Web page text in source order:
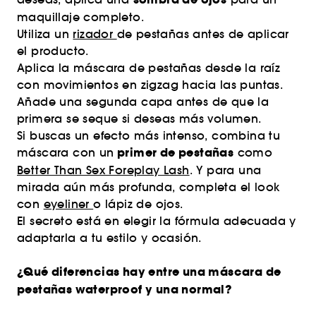
maquillaje completo.
Utiliza un rizador de pestañas antes de aplicar
el producto.
Aplica la máscara de pestañas desde la raíz
con movimientos en zigzag hacia las puntas.
Añade una segunda capa antes de que la
primera se seque si deseas más volumen.
Si buscas un efecto más intenso, combina tu
máscara con un primer de pestañas como
Better Than Sex Foreplay Lash. Y para una
mirada aún más profunda, completa el look
con eyelinero lápiz de ojos.
El secreto está en elegir la fórmula adecuada y
adaptarla a tu estilo y ocasión.
¿Qué diferencias hay entre una máscara de
pestañas waterproof y una normal?